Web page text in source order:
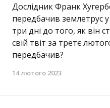
Дослідник Франк
передбачив землетрус у
три дні до того, як він
свій твіт за третє
передбачив?
14 лютого 2023